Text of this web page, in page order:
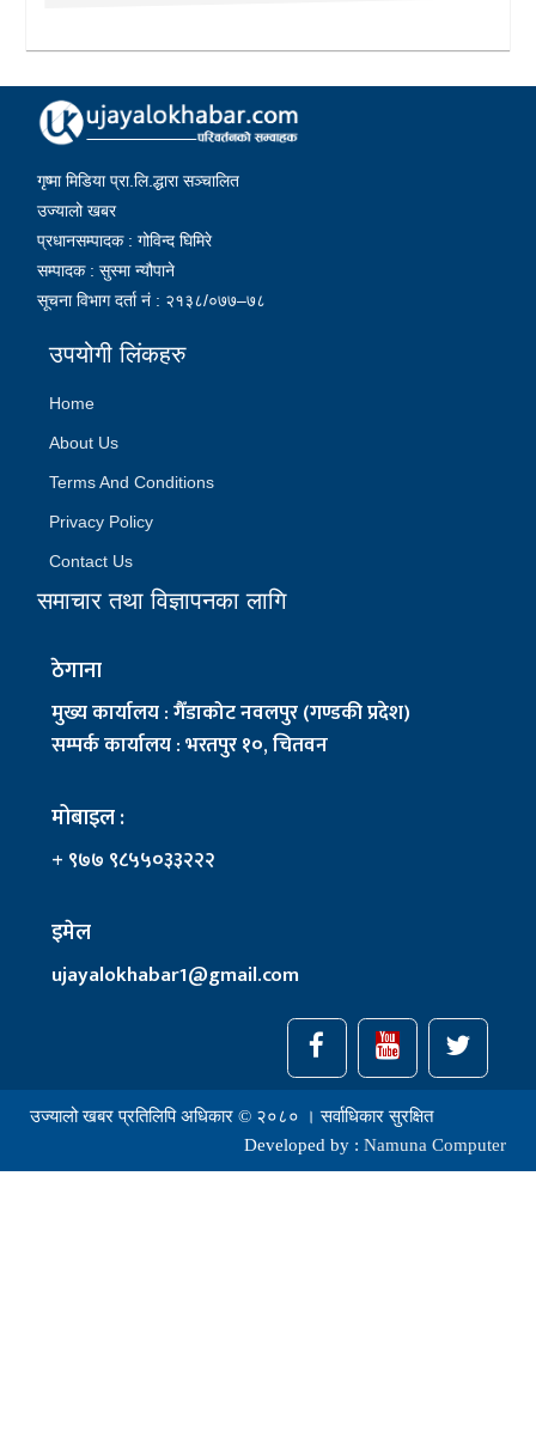
गृष्मा मिडिया प्रा.लि.द्धारा सञ्चालित
उज्यालो खबर
प्रधानसम्पादक : गोविन्द घिमिरे
सम्पादक : सुस्मा न्यौपाने
सूचना विभाग दर्ता नं : २१३८/०७७–७८
उपयोगी लिंकहरु
Home
About Us
Terms And Conditions
Privacy Policy
Contact Us
समाचार तथा विज्ञापनका लागि
ठेगाना
मुख्य कार्यालय : गैँडाकोट नवलपुर (गण्डकी प्रदेश)
सम्पर्क कार्यालय : भरतपुर १०, चितवन
मोबाइल :
+ ९७७ ९८५५०३३२२२
इमेल
ujayalokhabar1@gmail.com
उज्यालो खबर प्रतिलिपि अधिकार © २०८० । सर्वाधिकार सुरक्षित
Developed by : Namuna Computer